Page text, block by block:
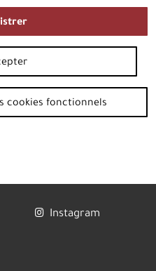
cookies fonctionnels
Instagram